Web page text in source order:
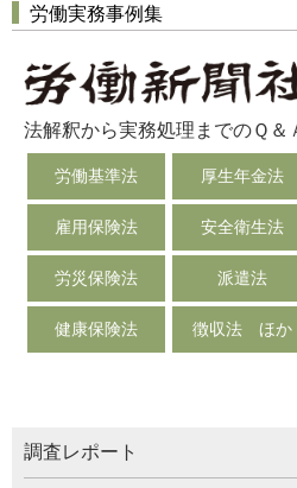
労働実務事例集
法解釈から実務処理までのＱ＆
労働基準法 厚生年金法
雇用保険法 安全衛生法
労災保険法 派遣法
健康保険法 徴収法 ほか
調査レポート